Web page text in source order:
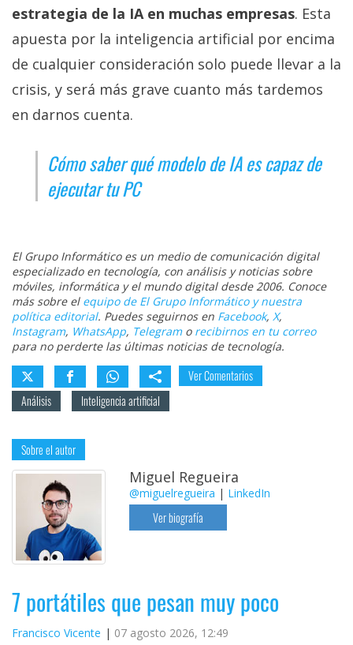
estrategia de la IA en muchas empresas. Esta
apuesta por la inteligencia artificial por encima
de cualquier consideración solo puede llevar a la
crisis, y será más grave cuanto más tardemos
en darnos cuenta.
Cómo saber qué modelo de IA es capaz de
ejecutar tu PC
El Grupo Informático es un medio de comunicación digital
especializado en tecnología, con análisis y noticias sobre
móviles, informática y el mundo digital desde 2006. Conoce
más sobre el equipo de El Grupo Informático y nuestra
política editorial. Puedes seguirnos en Facebook, X,
Instagram, WhatsApp, Telegramo recibirnos en tu correo
para no perderte las últimas noticias de tecnología.
Ver Comentarios
Análisis
Inteligencia artificial
Sobre el autor
Miguel Regueira
@miguelregueira | LinkedIn
Ver biografía
7 portátiles que pesan muy poco
Francisco Vicente 07 agosto 2026, 12:49